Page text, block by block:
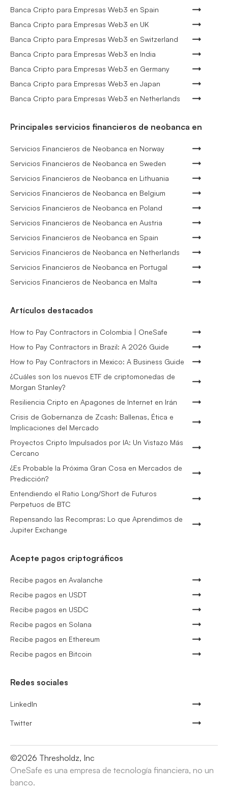
Banca Cripto para Empresas Web3 en Spain
Banca Cripto para Empresas Web3 en UK
Banca Cripto para Empresas Web3 en Switzerland
Banca Cripto para Empresas Web3 en India
Banca Cripto para Empresas Web3 en Germany
Banca Cripto para Empresas Web3 en Japan
Banca Cripto para Empresas Web3 en Netherlands
Principales servicios financieros de neobanca en
Servicios Financieros de Neobanca en Norway
Servicios Financieros de Neobanca en Sweden
Servicios Financieros de Neobanca en Lithuania
Servicios Financieros de Neobanca en Belgium
Servicios Financieros de Neobanca en Poland
Servicios Financieros de Neobanca en Austria
Servicios Financieros de Neobanca en Spain
Servicios Financieros de Neobanca en Netherlands
Servicios Financieros de Neobanca en Portugal
Servicios Financieros de Neobanca en Malta
Artículos destacados
How to Pay Contractors in Colombia | OneSafe
How to Pay Contractors in Brazil: A 2026 Guide
How to Pay Contractors in Mexico: A Business Guide
¿Cuáles son los nuevos ETF de criptomonedas de
Morgan Stanley?
Resiliencia Cripto en Apagones de Internet en Irán
Crisis de Gobernanza de Zcash: Ballenas, Ética e
Implicaciones del Mercado
Proyectos Cripto Impulsados por IA: Un Vistazo Más
Cercano
¿Es Probable la Próxima Gran Cosa en Mercados de
Predicción?
Entendiendo el Ratio Long/Short de Futuros
Perpetuos de BTC
Repensando las Recompras: Lo que Aprendimos de
Jupiter Exchange
Acepte pagos criptográficos
Recibe pagos en Avalanche
Recibe pagos en USDT
Recibe pagos en USDC
Recibe pagos en Solana
Recibe pagos en Ethereum
Recibe pagos en Bitcoin
Redes sociales
LinkedIn
Twitter
©2026 Thresholdz, Inc
OneSafe es una empresa de tecnología financiera, no un
banco.